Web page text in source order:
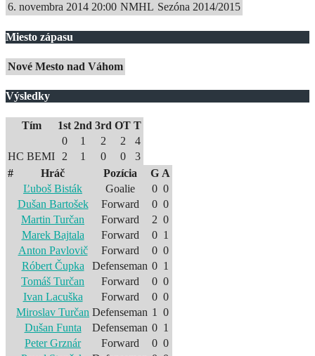
6. novembra 2014 20:00 NMHL Sezóna 2014/2015
Miesto zápasu
Nové Mesto nad Váhom
Výsledky
Tím 1st 2nd 3rd OT T
0
1 2 2
4
HC BEMI 2 1 0 0
3
#
Hráč Pozícia G A
Ľuboš Bisták
Goalie 0 0
Dušan Bartošek
Forward 0 0
Martin Turčan
Forward 2 0
Marek Bajtala
Forward 0 1
Anton Pavlovič
Forward 0 0
Róbert Čupka
Defenseman 0 1
Tomáš Turčan
Forward 0 0
Ivan Lacuška
Forward 0 0
Miroslav Turčan Defenseman 1 0
Dušan Funta
Defenseman 0 1
Peter Grznár
Forward 0 0